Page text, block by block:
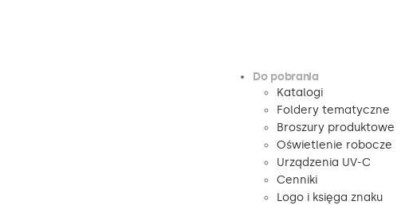
Do pobrania
Katalogi
Foldery tematyczne
Broszury produktowe
Oświetlenie robocze
Urządzenia UV-C
Cenniki
Logo i księga znaku